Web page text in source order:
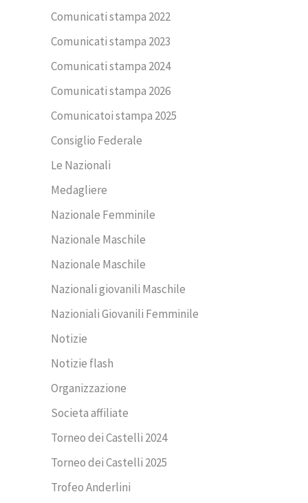
Comunicati stampa 2022
Comunicati stampa 2023
Comunicati stampa 2024
Comunicati stampa 2026
Comunicatoi stampa 2025
Consiglio Federale
Le Nazionali
Medagliere
Nazionale Femminile
Nazionale Maschile
Nazionale Maschile
Nazionali giovanili Maschile
Nazioniali Giovanili Femminile
Notizie
Notizie flash
Organizzazione
Societa affiliate
Torneo dei Castelli 2024
Torneo dei Castelli 2025
Trofeo Anderlini